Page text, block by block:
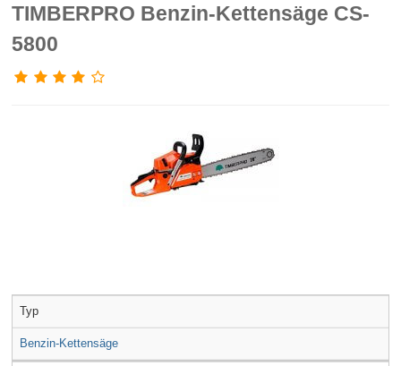
TIMBERPRO Benzin-Kettensäge CS-
5800
Typ
Benzin-Kettensäge